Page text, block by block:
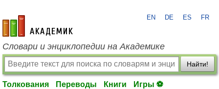
academic.ru
EN DE ES FR
Словари и энциклопедии на Академике
Найти!
Толкования Переводы Книги Игры ⚽